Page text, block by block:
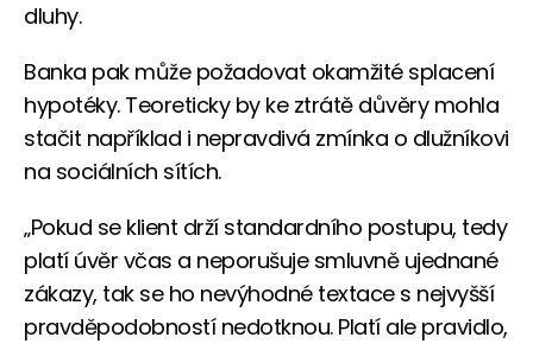
dluhy.
Banka pak může požadovat okamžité splacení
hypotéky. Teoreticky by ke ztrátě důvěry mohla
stačit například i nepravdivá zmínka o dlužníkovi
na sociálních sítích.
„Pokud se klient drží standardního postupu, tedy
platí úvěr včas a neporušuje smluvně ujednané
zákazy, tak se ho nevýhodné textace s nejvyšší
pravděpodobností nedotknou. Platí ale pravidlo,